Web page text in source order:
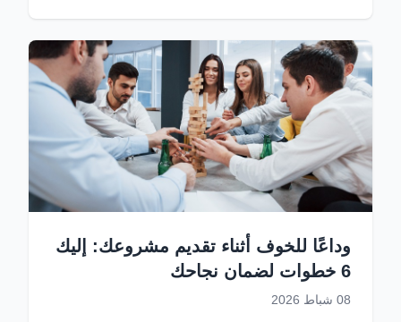
وداعًا للخوف أثناء تقديم مشروعك: إليك
6 خطوات لضمان نجاحك
08 شباط 2026